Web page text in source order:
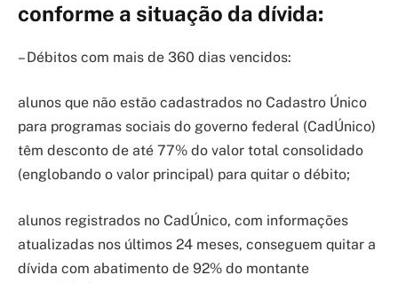
conforme a situação da dívida:
– Débitos com mais de 360 dias vencidos:
alunos que não estão cadastrados no Cadastro Único
para programas sociais do governo federal (CadÚnico)
têm desconto de até 77% do valor total consolidado
(englobando o valor principal) para quitar o débito;
alunos registrados no CadÚnico, com informações
atualizadas nos últimos 24 meses, conseguem quitar a
dívida com abatimento de 92% do montante